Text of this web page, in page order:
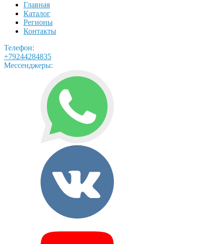
Главная
Каталог
Регионы
Контакты
Телефон:
+79244284835
Мессенджеры: